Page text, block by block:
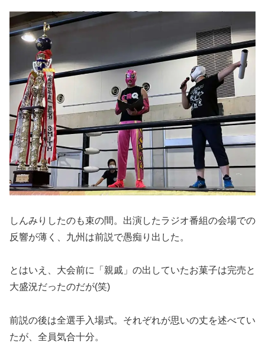
しんみりしたのも束の間。出演したラジオ番組の会場での
反響が薄く、九州は前説で愚痴り出した。
とはいえ、大会前に「親戚」の出していたお菓子は完売と
大盛況だったのだが(笑)
前説の後は全選手入場式。それぞれが思いの丈を述べてい
たが、全員気合十分。